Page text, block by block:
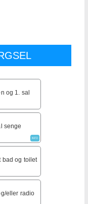
og 1. sal
senge
INFO
bad og toilet
eller radio